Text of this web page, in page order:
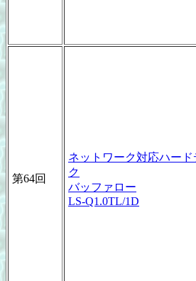
第64回
ネットワーク対応ハード
ク
バッファロー
LS-Q1.0TL/1D